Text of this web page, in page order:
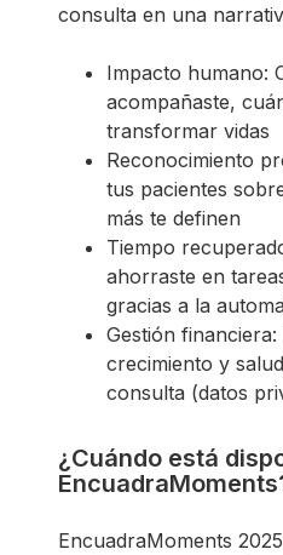
consulta en una
Impacto humano:
acompañaste,
transformar vidas
Reconocimiento
tus pacientes
más te definen
Tiempo
ahorraste en
gracias a la
Gestión
crecimiento y
consulta (datos
¿Cuándo está
EncuadraMoments